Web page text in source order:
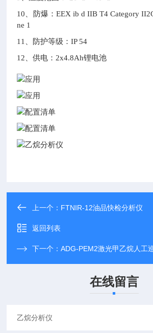
10、防爆：EEX ib d IIB T4 Category
ne 1
11、防护等级：IP 54
12、供电：2x4.8Ah锂电池
上一个： FTNIR-12油品快检分析仪
返回列表
下一个：ADG-PEM2激光甲乙烷人工
在线留言